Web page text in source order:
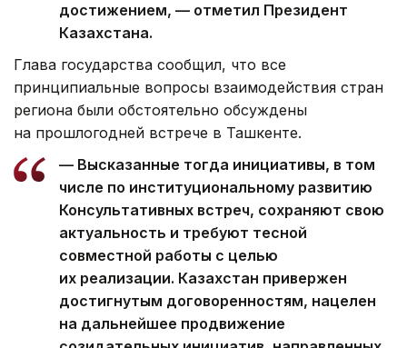
достижением, — отметил Президент
Казахстана.
Глава государства сообщил, что все
принципиальные вопросы взаимодействия стран
региона были обстоятельно обсуждены
на прошлогодней встрече в Ташкенте.
— Высказанные тогда инициативы, в том
числе по институциональному развитию
Консультативных встреч, сохраняют свою
актуальность и требуют тесной
совместной работы с целью
их реализации. Казахстан привержен
достигнутым договоренностям, нацелен
на дальнейшее продвижение